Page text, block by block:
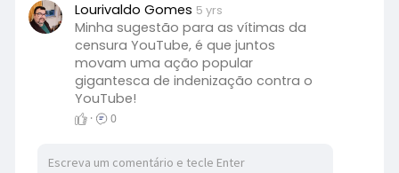
Lourivaldo Gomes 5 yrs
Minha sugestão para as vítimas da
censura YouTube, é que juntos
movam uma ação popular
gigantesca de indenização contra o
YouTube!
· 0